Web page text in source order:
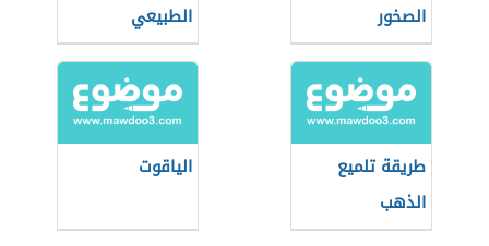
الصخور
الطبيعي
والصناعي
والزراعي
طريقة تلميع
الذهب
الياقوت